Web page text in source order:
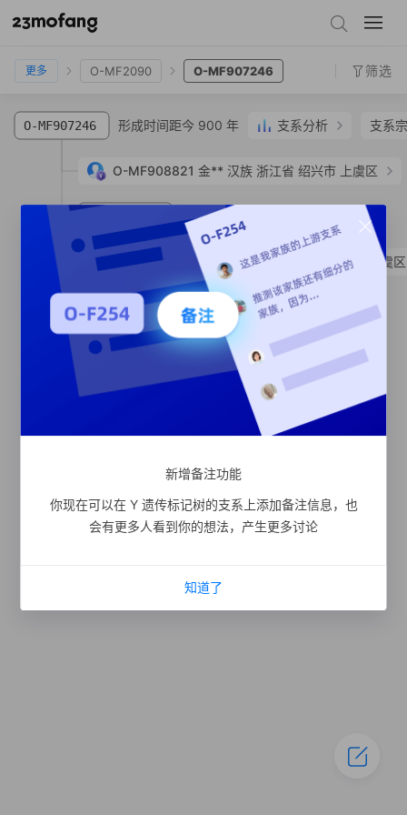
O-MF6096
更多 O-MF2090 O-MF907246 筛选
O-MF907246 形成时间距今 900 年 支系分析 支系
O-MF908821 金** 汉族 浙江省 绍兴市 上虞区
形成时间距今 810 年
O-MF907248金**汉族 浙江省 绍兴市 上虞区
O-MF117934 支系宗亲2 人
新增备注功能
你现在可以在 Y 遗传标记树的支系上添加备注信息，也
会有更多人看到你的想法，产生更多讨论
知道了